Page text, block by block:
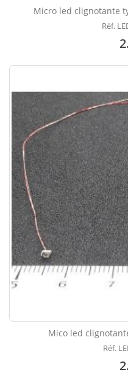
Micro led clignotante
Réf.
Mico led
Réf.